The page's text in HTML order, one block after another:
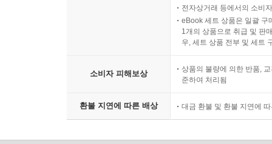
전자상거래 등에서의 소비
eBook 세트 상품은 일괄 구
1개의 상품으로 취급 및 판
우, 세트 상품 전부 및 세트
소비자 피해보상
상품의 불량에 의한 반품,
준하여 처리됨
환불 지연에 따른 배상 대금 환불 및 환불 지연에